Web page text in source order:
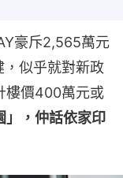
豪斥2,565萬元
似乎就對新政
樓價400萬元或
」，仲話依家印